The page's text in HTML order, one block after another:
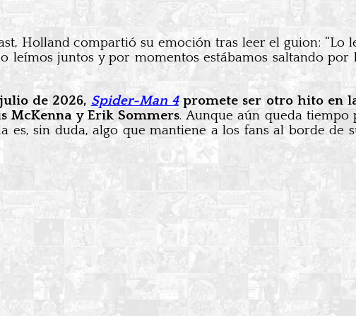
Holland compartió su emoción tras leer el guion: “Lo
leímos juntos y por momentos estábamos saltando
de 2026, Spider-Man 4promete ser otro hito en
McKenna y Erik Sommers. Aunque aún queda tiempo
sin duda, algo que mantiene a los fans al borde de